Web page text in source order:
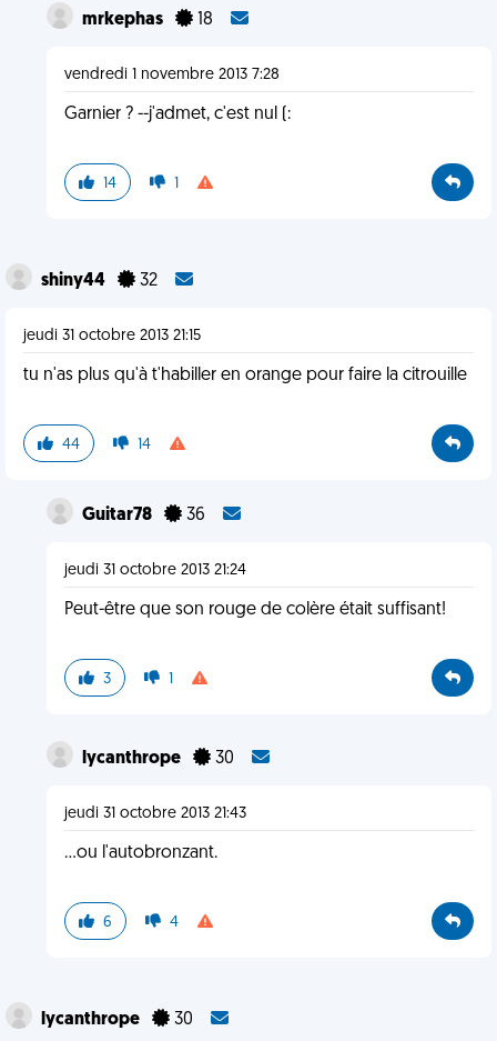
mrkephas 18
vendredi 1 novembre 2013 7:28
Garnier ? --j'admet, c'est nul (:
14 1
shiny44 32
jeudi 31 octobre 2013 21:15
tu n'as plus qu'à t'habiller en orange pour faire la citrouille
44 14
Guitar78 36
jeudi 31 octobre 2013 21:24
Peut-être que son rouge de colère était suffisant!
3 1
lycanthrope 30
jeudi 31 octobre 2013 21:43
...ou l'autobronzant.
6 4
lycanthrope 30